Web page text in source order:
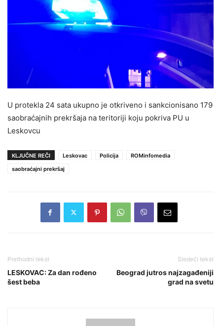
U protekla 24 sata ukupno je otkriveno i sankcionisano 179
saobraćajnih prekršaja na teritoriji koju pokriva PU u
Leskovcu
KLJUČNE REČI Leskovac Policija
ROMinfomedia
saobraćajni prekršaj
Prethodni tekst
LESKOVAC: Za dan rođeno
šest beba
Sledeći tekst
Beograd jutros najzagađeniji
grad na svetu